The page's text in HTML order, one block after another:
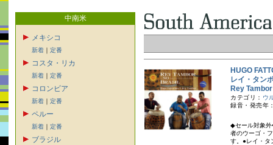
中南米
メキシコ
新着 ｜ 定番
コスタ・リカ
新着 ｜ 定番
コロンビア
新着 ｜ 定番
ペルー
新着 ｜ 定番
ブラジル
HUGO
レイ・タン
Rey
カテゴリ： ウ
録音・発売年
◆セール対象外
者のウーゴ・
す。●レイ・